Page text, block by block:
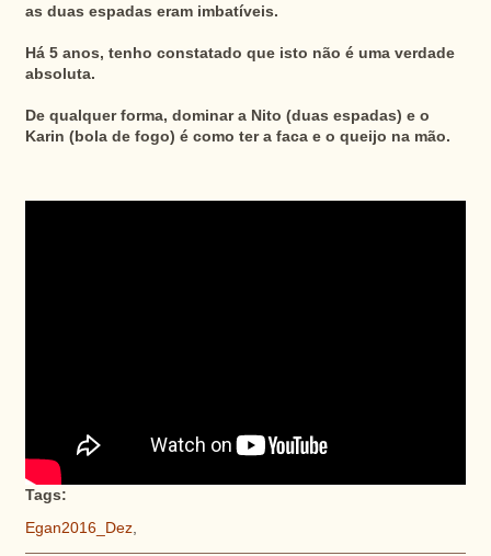
as duas espadas eram imbatíveis.
Há 5 anos, tenho constatado que isto não é uma verdade
absoluta.
De qualquer forma, dominar a Nito (duas espadas) e o
Karin (bola de fogo) é como ter a faca e o queijo na mão.
Tags:
Egan2016_Dez,